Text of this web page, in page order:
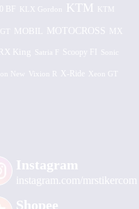
BF KLX Gordon KTM KTM
MOBIL MOTOCROSS MX
RX King Satria F Scoopy FI Sonic
New Vixion R X-Ride Xeon GT
Instagram
instagram.com/mrstikercom
Shopee